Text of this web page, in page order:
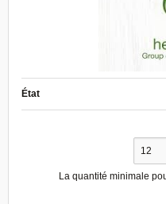
État
La quantité minimale